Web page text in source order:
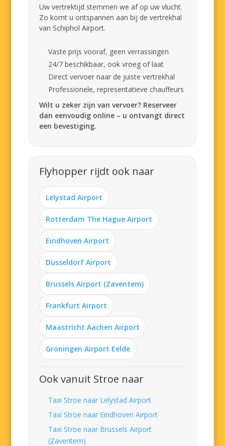
Uw vertrektijd stemmen we af op uw vlucht.
Zo komt u ontspannen aan bij de vertrekhal
van Schiphol Airport.
Vaste prijs vooraf, geen verrassingen
24/7 beschikbaar, ook vroeg of laat
Direct vervoer naar de juiste vertrekhal
Professionele, representatieve chauffeurs
Wilt u zeker zijn van vervoer? Reserveer
dan eenvoudig online – u ontvangt direct
een bevestiging.
Flyhopper rijdt ook naar
Lelystad Airport
Rotterdam The Hague Airport
Eindhoven Airport
Düsseldorf Airport
Brussels Airport (Zaventem)
Frankfurt Airport
Maastricht Aachen Airport
Groningen Airport Eelde
Ook vanuit Stroe naar
Taxi Stroe naar Lelystad Airport
Taxi Stroe naar Eindhoven Airport
Taxi Stroe naar Brussels Airport
(Zaventem)